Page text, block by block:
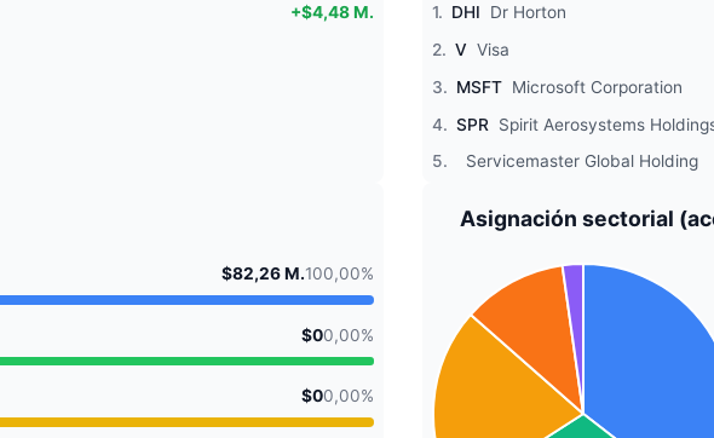
+$4,48 M. 1. DHI Dr Horton
2. V Visa
3. MSFT Microsoft Corporation
4. SPR Spirit Aerosystems
5.
Servicemaster Global Holding
$82,26 M.100,00%
$00,00%
$00,00%
Asignación sectorial